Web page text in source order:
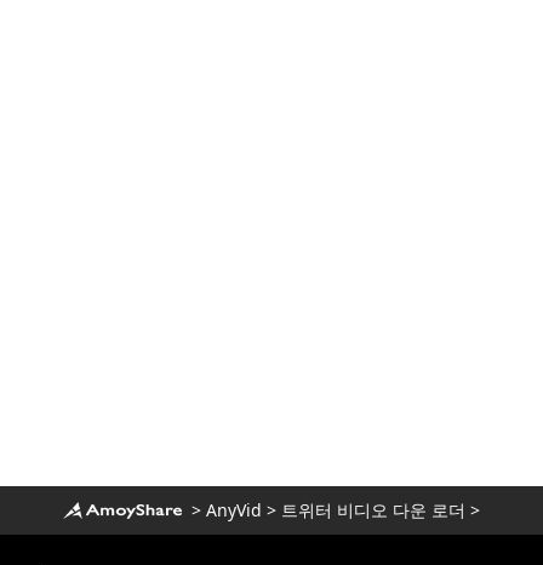
> AnyVid > 트위터 비디오 다운 로더 >